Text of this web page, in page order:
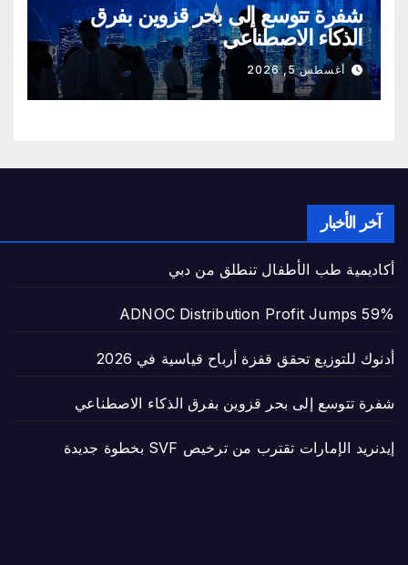
شفرة تتوسع إلى بحر قزوين بفرق
الذكاء الاصطناعي
أغسطس 5, 2026
آخر الأخبار
أكاديمية طب الأطفال تنطلق من دبي
ADNOC Distribution Profit Jumps 59%
أدنوك للتوزيع تحقق قفزة أرباح قياسية في 2026
شفرة تتوسع إلى بحر قزوين بفرق الذكاء الاصطناعي
إيدنريد الإمارات تقترب من ترخيص SVF بخطوة جديدة